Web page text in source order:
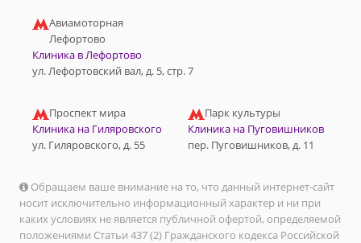
Авиамоторная
Лефортово
Клиника в Лефортово
ул. Лефортовский вал, д. 5, стр. 7
Проспект мира
Клиника на Гиляровского
ул. Гиляровского, д. 55
Парк культуры
Клиника на Пуговишников
пер. Пуговишников, д. 11
Обращаем ваше внимание на то, что данный интернет-сайт
носит исключительно информационный характер и ни при
каких условиях не является публичной офертой, определяемой
положениями Статьи 437 (2) Гражданского кодекса Российской